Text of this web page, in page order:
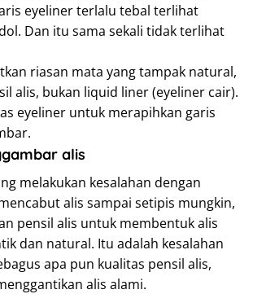
eyeliner terlalu tebal terlihat
Dan itu sama sekali tidak terlihat
riasan mata yang tampak natural,
alis, bukan liquid liner (eyeliner cair).
eyeliner untuk merapihkan garis
alis
melakukan kesalahan dengan
alis sampai setipis mungkin,
pensil alis untuk membentuk alis
dan natural. Itu adalah kesalahan
apa pun kualitas pensil alis,
alis alami.